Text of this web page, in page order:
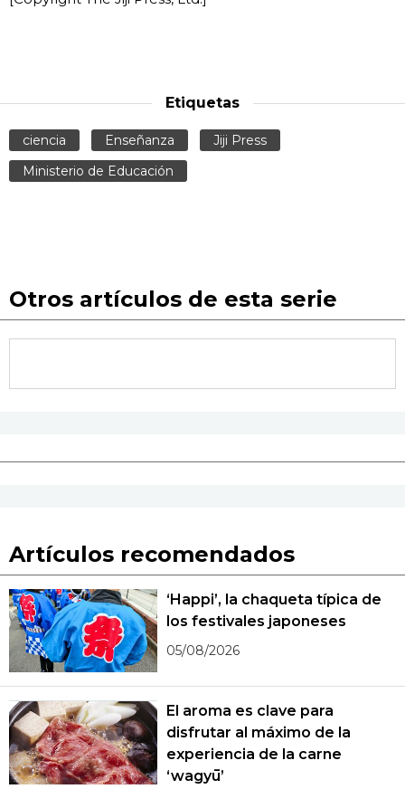
Etiquetas
ciencia Enseñanza
Jiji Press
Ministerio de Educación
Otros artículos de esta serie
Artículos recomendados
‘Happi’, la chaqueta típica de
los festivales japoneses
05/08/2026
El aroma es clave para
disfrutar al máximo de la
experiencia de la carne
‘wagyū’